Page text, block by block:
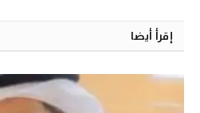
إقرأ أيضا